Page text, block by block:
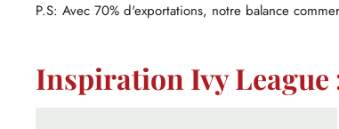
P.S: Avec 70% d'exportations, notre balance
Inspiration Ivy League